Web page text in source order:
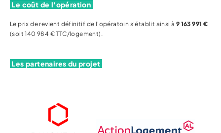
Le coût de l'opération
Le prix de revient définitif de l'opératoin s'établit ainsi à 9 163 991 €
(soit 140 984 € TTC/logement).
Les partenaires du projet